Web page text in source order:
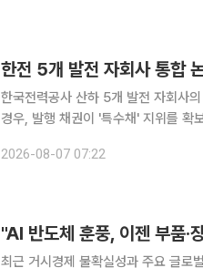
한국전력공사 산하 5개 발전 자회사
경우, 발행 채권이 '특수채' 지위를 확
레일과 SR의 통합에 대한 언급은
2026-08-07 07:22
"AI 반도체 훈풍, 이젠 부품
최근 거시경제 불확실성과 주요 글로